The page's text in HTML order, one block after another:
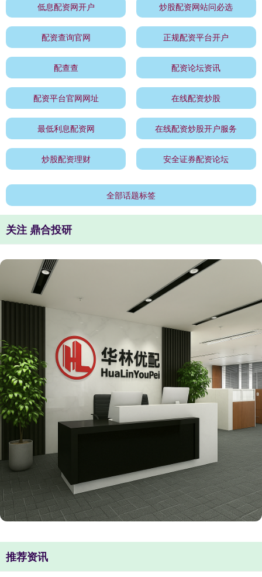
低息配资网开户 炒股配资网站问必选
配资查询官网 正规配资平台开户
配查查 配资论坛资讯
配资平台官网网址 在线配资炒股
最低利息配资网 在线配资炒股开户服务
炒股配资理财 安全证券配资论坛
全部话题标签
关注 鼎合投研
推荐资讯